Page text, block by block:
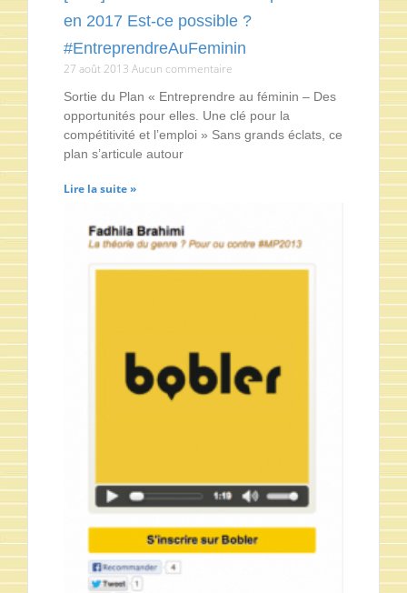
en 2017 Est-ce possible ?
#EntreprendreAuFeminin
27 août 2013 Aucun commentaire
Sortie du Plan « Entreprendre au féminin – Des
opportunités pour elles. Une clé pour la
compétitivité et l’emploi » Sans grands éclats, ce
plan s’articule autour
Lire la suite »